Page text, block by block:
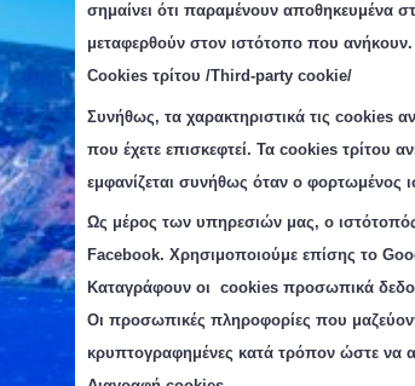
σημαίνει ότι παραμένουν αποθηκευμένα
μεταφερθούν στον ιστότοπο που
Cookies τρίτου /Third-party cookie/
Συνήθως, τα χαρακτηριστικά τις cookies
που έχετε επισκεφτεί. Τα cookies τρίτου
εμφανίζεται συνήθως όταν ο φορτωμένος
Ως μέρος των υπηρεσιών μας, ο ιστότοπός
Facebook. Χρησιμοποιούμε επίσης το
Καταγράφουν οι cookies προσωπικά
Οι προσωπικές πληροφορίες που
κρυπτογραφημένες κατά τρόπον ώστε